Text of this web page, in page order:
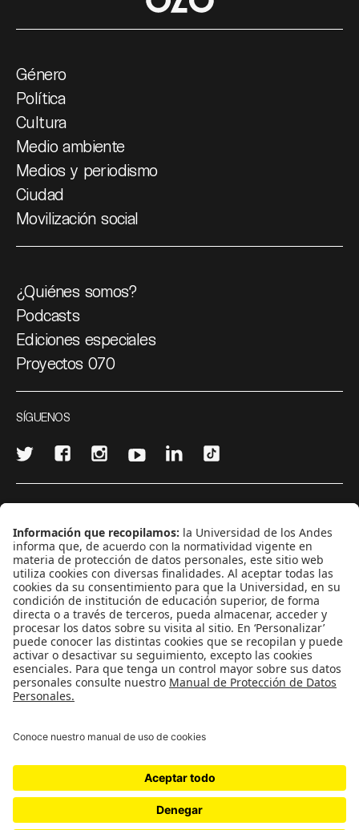
Género
Política
Cultura
Medio ambiente
Medios y periodismo
Ciudad
Movilización social
¿Quiénes somos?
Podcasts
Ediciones especiales
Proyectos 070
SÍGUENOS
CONTÁCTANOS
cerosetenta@uniandes.edu.co
BOGOTÁ, COLOMBIA
NEWSLETTER